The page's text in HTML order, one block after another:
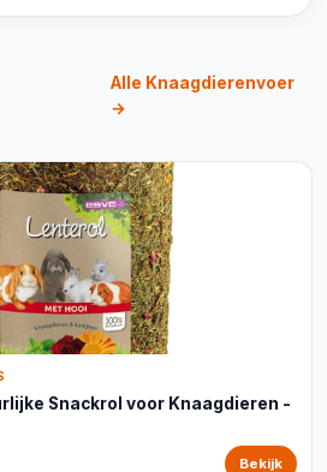
Alle Knaagdierenvoer
→
Snackrol voor Knaagdieren -
Bekijk